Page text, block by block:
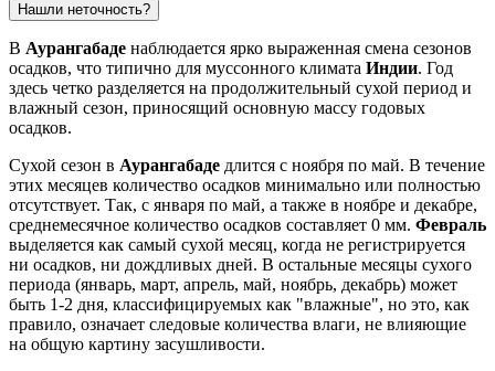
Нашли неточность?
В Аурангабаде наблюдается ярко выраженная смена сезонов
осадков, что типично для муссонного климата Индии. Год
здесь четко разделяется на продолжительный сухой период и
влажный сезон, приносящий основную массу годовых
осадков.
Сухой сезон в Аурангабаде длится с ноября по май. В течение
этих месяцев количество осадков минимально или полностью
отсутствует. Так, с января по май, а также в ноябре и декабре,
среднемесячное количество осадков составляет 0 мм. Февраль
выделяется как самый сухой месяц, когда не регистрируется
ни осадков, ни дождливых дней. В остальные месяцы сухого
периода (январь, март, апрель, май, ноябрь, декабрь) может
быть 1-2 дня, классифицируемых как "влажные", но это, как
правило, означает следовые количества влаги, не влияющие
на общую картину засушливости.